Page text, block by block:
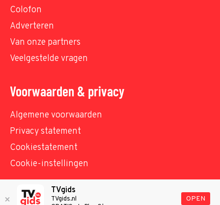
Colofon
Adverteren
Van onze partners
Veelgestelde vragen
Voorwaarden & privacy
Algemene voorwaarden
Privacy statement
Cookiestatement
Cookie-instellingen
© TVgids.nl 2026 - All rights reserved. No text and
TVgids
TVgids.nl
OPEN